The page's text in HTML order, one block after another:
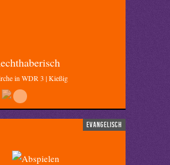
in WDR 3 | Kießig
evangelisch